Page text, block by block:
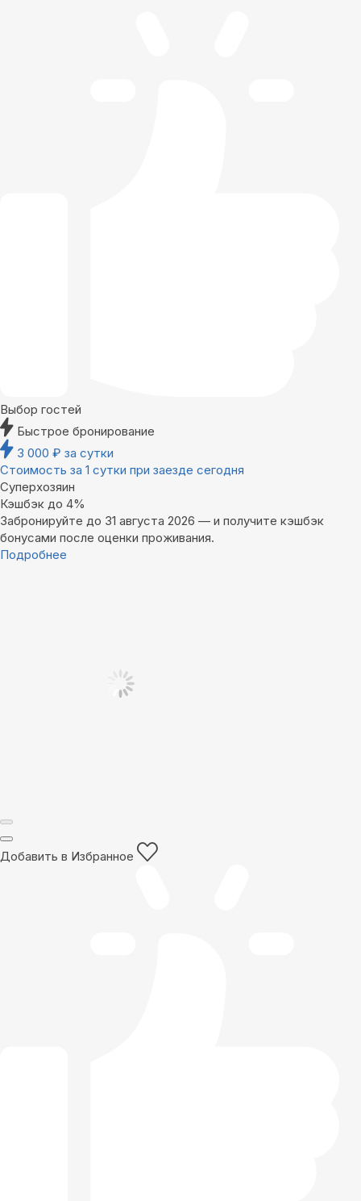
Выбор гостей
Быстрое бронирование
3 000 ₽ за сутки
Стоимость за 1 сутки при заезде сегодня
Суперхозяин
Кэшбэк до 4%
Забронируйте до 31 августа 2026 — и получите кэшбэк
бонусами после оценки проживания.
Подробнее
Добавить в Избранное